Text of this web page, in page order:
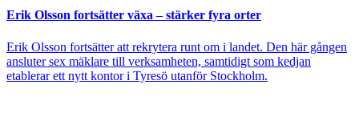
Erik Olsson fortsätter växa – stärker fyra orter
Erik Olsson fortsätter att rekrytera runt om i landet. Den här gången
ansluter sex mäklare till verksamheten, samtidigt som kedjan
etablerar ett nytt kontor i Tyresö utanför Stockholm.